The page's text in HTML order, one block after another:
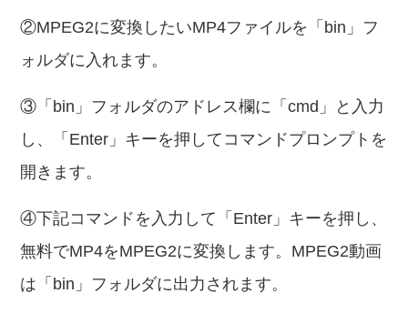
②MPEG2に変換したいMP4ファイルを「bin」フ
ォルダに入れます。
③「bin」フォルダのアドレス欄に「cmd」と入力
し、「Enter」キーを押してコマンドプロンプトを
開きます。
④下記コマンドを入力して「Enter」キーを押し、
無料でMP4をMPEG2に変換します。MPEG2動画
は「bin」フォルダに出力されます。